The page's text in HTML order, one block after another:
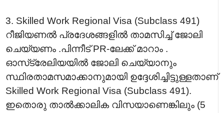
3. Skilled Work Regional Visa (Subclass 491)
റീജിയണൽ പ്രദേശങ്ങളിൽ താമസിച്ച് ജോലി
ചെയ്യണം .പിന്നീട് PR-ലേക്ക് മാറാം .
ഓസ്‌ട്രേലിയയിൽ ജോലി ചെയ്യാനും
സ്ഥിരതാമസമാക്കാനുമായി ഉദ്ദേശിച്ചിട്ടുള്ളതാണ്
Skilled Work Regional Visa (Subclass 491).
ഇതൊരു താൽക്കാലിക വിസയാണെങ്കിലും (5